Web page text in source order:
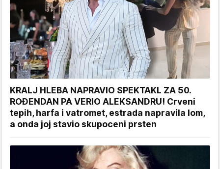
KRALJ HLEBA NAPRAVIO SPEKTAKL ZA 50.
ROĐENDAN PA VERIO ALEKSANDRU! Crveni
tepih, harfa i vatromet, estrada napravila lom,
a onda joj stavio skupoceni prsten